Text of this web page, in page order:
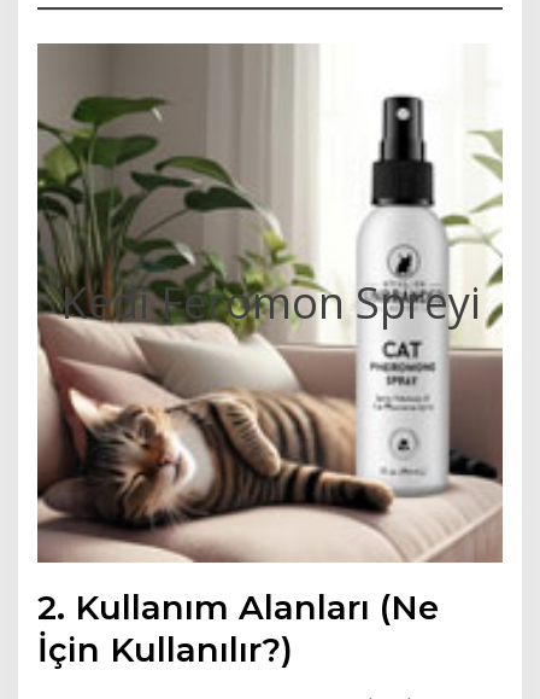
Kedi Feromon Spreyi
2. Kullanım Alanları (Ne
İçin Kullanılır?)